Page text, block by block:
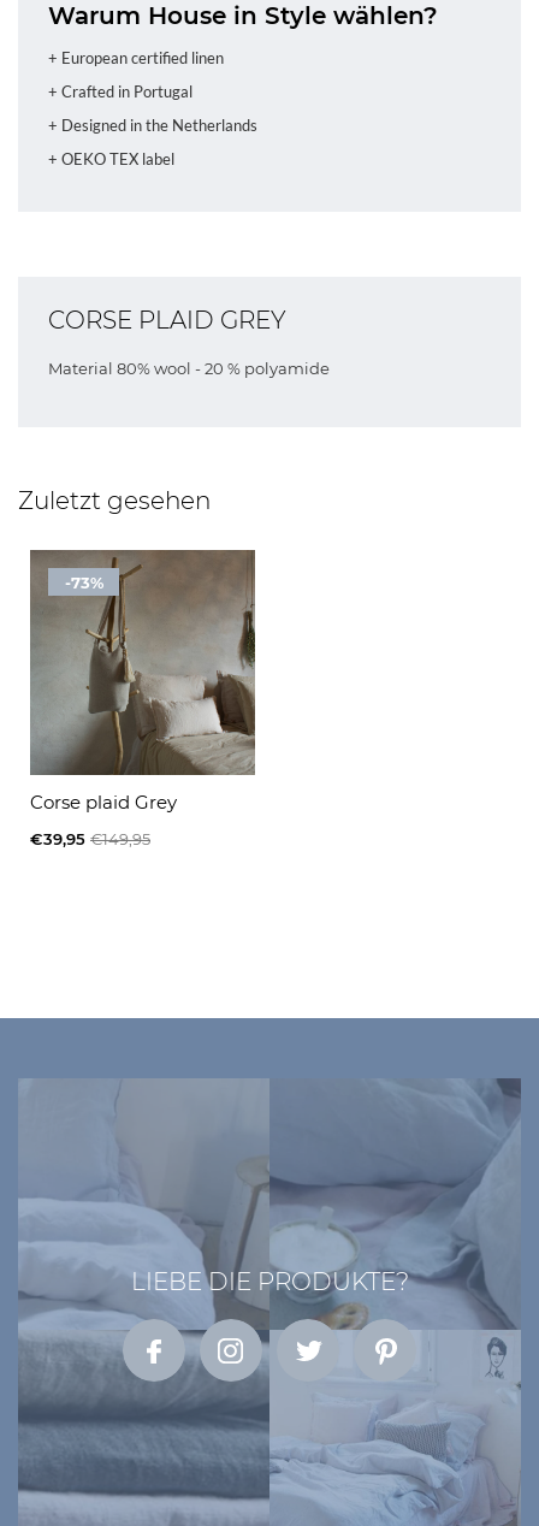
Warum House in Style wählen?
+ European certified linen
+ Crafted in Portugal
+ Designed in the Netherlands
+ OEKO TEX label
CORSE PLAID GREY
Material 80% wool - 20 % polyamide
Zuletzt gesehen
-73%
Corse plaid Grey
€39,95 €149,95
LIEBE DIE PRODUKTE?